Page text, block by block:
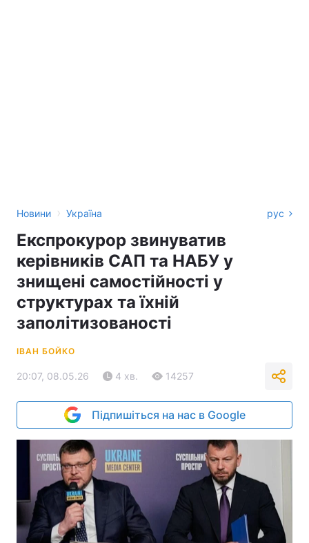
Новини › Україна рус
Експрокурор звинуватив
керівників САП та НАБУ у
знищені самостійності у
структурах та їхній
заполітизованості
ІВАН БОЙКО
20:07, 08.05.26 4 хв. 14257
Підпишіться на нас в Google